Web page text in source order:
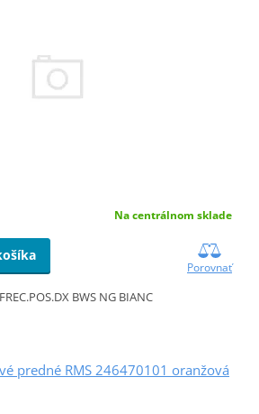
Na centrálnom sklade
Porovnať
BWS NG BIANC
predné RMS 246470101 oranžová